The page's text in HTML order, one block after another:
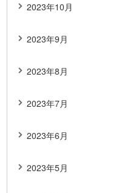
2023年10月
2023年9月
2023年8月
2023年7月
2023年6月
2023年5月